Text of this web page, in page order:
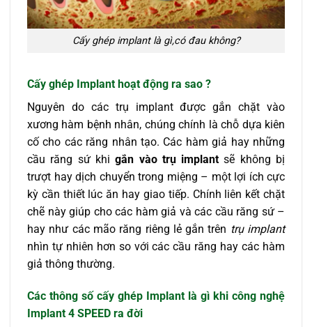
Cấy ghép implant là gì,có đau không?
Cấy ghép Implant hoạt động ra sao ?
Nguyên do các trụ implant được gắn chặt vào
xương hàm bệnh nhân, chúng chính là chỗ dựa kiên
cố cho các răng nhân tạo. Các hàm giả hay những
cầu răng sứ khigắn vào trụ implant sẽ không bị
trượt hay dịch chuyển trong miệng – một lợi ích cực
kỳ cần thiết lúc ăn hay giao tiếp. Chính liên kết chặt
chẽ này giúp cho các hàm giả và các cầu răng sứ –
hay như các mão răng riêng lẻ gắn trên trụ implant
nhìn tự nhiên hơn so với các cầu răng hay các hàm
giả thông thường.
Các thông số cấy ghép Implant là gì khi công nghệ
Implant 4 SPEED ra đời